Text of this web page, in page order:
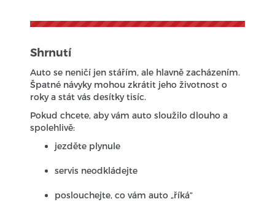
Shrnutí
Auto se neničí jen stářím, ale hlavně zacházením.
Špatné návyky mohou zkrátit jeho životnost o
roky a stát vás desítky tisíc.
Pokud chcete, aby vám auto sloužilo dlouho a
spolehlivě:
jezděte plynule
servis neodkládejte
poslouchejte, co vám auto „říká“